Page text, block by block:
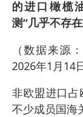
的进口橄榄
测“几乎不存
（数据来源
2026年1月14
非欧盟进口占
不少成员国海